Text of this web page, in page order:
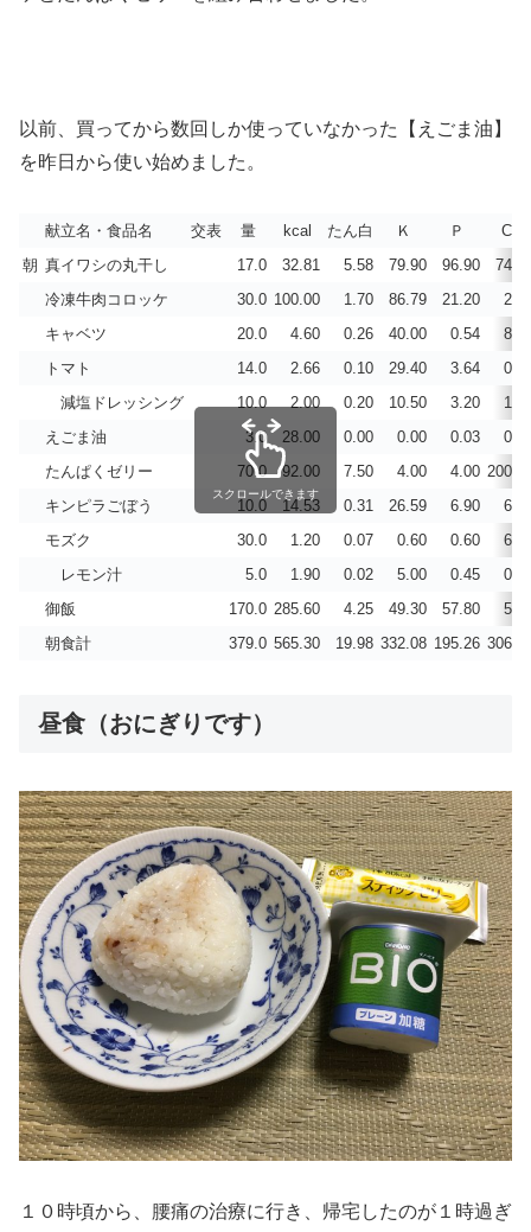
以前、買ってから数回しか使っていなかった【えごま油】
を昨日から使い始めました。
献立名・食品名 交表 量 kcal たん白 Ｋ Ｐ
Ca
朝 真イワシの丸干し 17.0 32.81 5.58 79.90 96.90
冷凍牛肉コロッケ
30.0 100.00 1.70 86.79 21.20
キャベツ
20.0 4.60 0.26 40.00 0.54
トマト
14.0 2.66 0.10 29.40 3.64
減塩ドレッシング
10.0 2.00 0.20 10.50 3.20
えごま油
3.0 28.00 0.00 0.00 0.03
たんぱくゼリー
70.0 92.00 7.50 4.00 4.00
キンピラごぼう
10.0 14.53 0.31 26.59 6.90
モズク
30.0 1.20 0.07 0.60 0.60
レモン汁
5.0 1.90 0.02 5.00 0.45
御飯
170.0 285.60 4.25 49.30 57.80
朝食計
379.0 565.30 19.98 332.08 195.26
スクロールできます
昼食（おにぎりです）
１０時頃から、腰痛の治療に行き、帰宅したのが１時過ぎ